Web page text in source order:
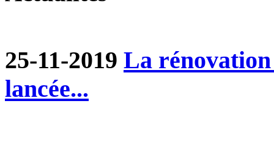
25-11-2019 La
lancée...